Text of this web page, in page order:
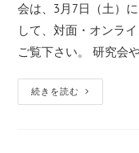
会は、3月7日（土）
して、対面・オンラ
ご覧下さい。 研究会
続きを読む